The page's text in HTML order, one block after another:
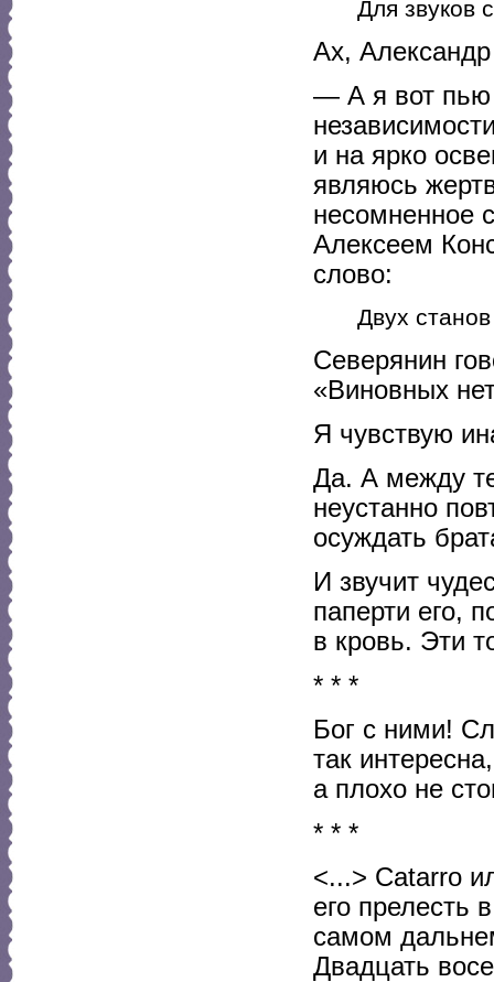
Для звуков
Ах,
— А я вот пью
и на ярко
являюсь
несомненное
Алексеем
слово:
Двух
Северянин
«Виновных
Я чувствую
Да. А между
неустанно
осуждать
И звучит
паперти его,
в кровь. Эти
* * *
Бог с ними!
так
а плохо не
* * *
<...> Catarro
его прелесть
самом
Двадцать